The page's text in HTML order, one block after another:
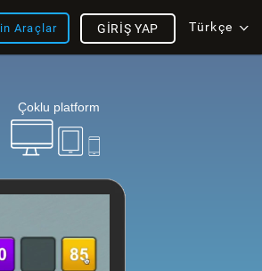
Araçlar Türkçe
GIRIŞ YAP
Çoklu platform